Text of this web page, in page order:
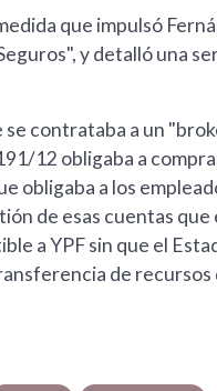
que impulsó
y detalló una
contrataba a un
12 obligaba a
obligaba a los
de esas cuentas
a YPF sin que el
de